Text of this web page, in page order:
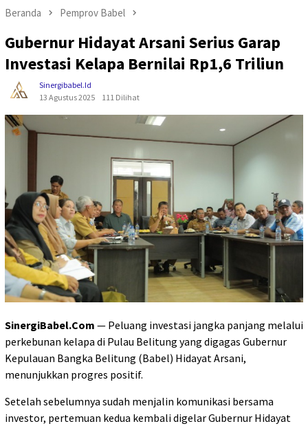
Beranda Pemprov Babel
Gubernur Hidayat Arsani Serius Garap
Investasi Kelapa Bernilai Rp1,6 Triliun
Sinergibabel.id
13 Agustus 2025
111 Dilihat
SinergiBabel.Com — Peluang investasi jangka panjang melalui
perkebunan kelapa di Pulau Belitung yang digagas Gubernur
Kepulauan Bangka Belitung (Babel) Hidayat Arsani,
menunjukkan progres positif.
Setelah sebelumnya sudah menjalin komunikasi bersama
investor, pertemuan kedua kembali digelar Gubernur Hidayat